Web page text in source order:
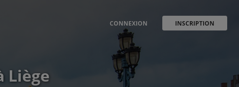
CONNEXION INSCRIPTION
Liège